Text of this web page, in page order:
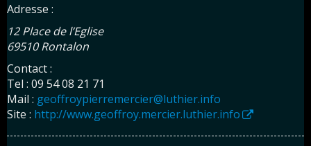
Adresse :
12 Place de l’Eglise
69510 Rontalon
Contact :
Tel : 09 54 08 21 71
Mail : geoffroypierremercier@luthier.info
Site : http://www.geoffroy.mercier.luthier.info